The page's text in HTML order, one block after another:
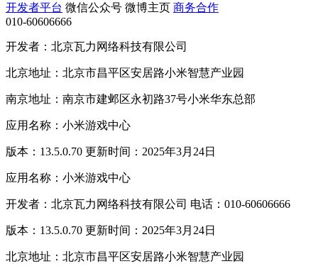
开发者平台 微信公众号 微博主页 商务合作
010-60606666
开发者：北京瓦力网络科技有限公司
北京地址：北京市昌平区安居路小米智慧产业园
南京地址：南京市建邺区永初路37号小米华东总部
应用名称：小米游戏中心
版本：13.5.0.70 更新时间：2025年3月24日
应用名称：小米游戏中心
开发者：北京瓦力网络科技有限公司 电话：010-60606666
版本：13.5.0.70 更新时间：2025年3月24日
北京地址：北京市昌平区安居路小米智慧产业园